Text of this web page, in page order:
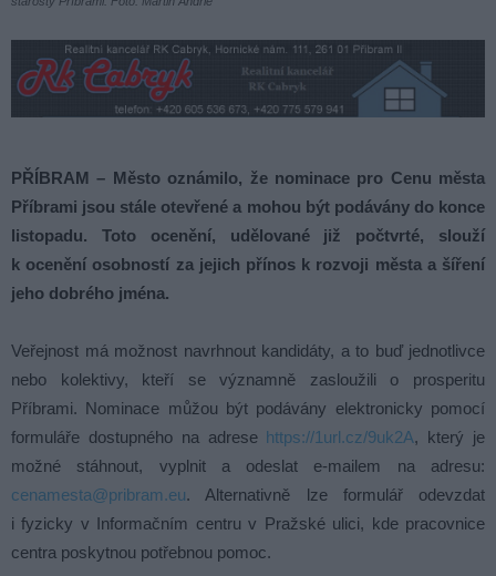
PŘÍBRAM – Město oznámilo, že nominace pro Cenu města
Příbrami jsou stále otevřené a mohou být podávány do konce
listopadu. Toto ocenění, udělované již počtvrté, slouží
k ocenění osobností za jejich přínos k rozvoji města a šíření
jeho dobrého jména.
Veřejnost má možnost navrhnout kandidáty, a to buď jednotlivce
nebo kolektivy, kteří se významně zasloužili o prosperitu
Příbrami. Nominace můžou být podávány elektronicky pomocí
formuláře dostupného na adrese https://1url.cz/9uk2A, který je
možné stáhnout, vyplnit a odeslat e-mailem na adresu:
cenamesta@pribram.eu. Alternativně lze formulář odevzdat
i fyzicky v Informačním centru v Pražské ulici, kde pracovnice
centra poskytnou potřebnou pomoc.